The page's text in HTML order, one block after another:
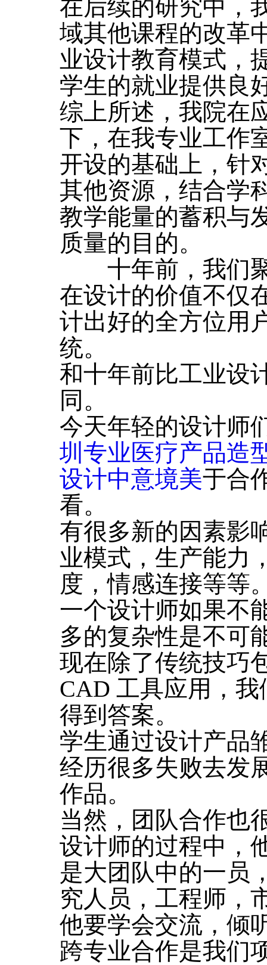
在后续的研究中，
域其他课程的改革
业设计教育模式，
学生的就业提供良
综上所述，我院在
下，在我专业工作
开设的基础上，针
其他资源，结合学
教学能量的蓄积与
质量的目的。
十年前，我们聚
在设计的价值不仅
计出好的全方位用
统。
和十年前比工业设
同。
今天年轻的设计师
圳专业医疗产品造
设计中意境美于合
看。
有很多新的因素影
业模式，生产能力
度，情感连接等等
一个设计师如果不
多的复杂性是不可
现在除了传统技巧
CAD 工具应用，
得到答案。
学生通过设计产品
经历很多失败去发
作品。
当然，团队合作也
设计师的过程中，
是大团队中的一员
究人员，工程师，
他要学会交流，倾
跨专业合作是我们